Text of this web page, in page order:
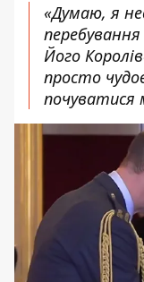
«Думаю, я
Його
просто
почуватися